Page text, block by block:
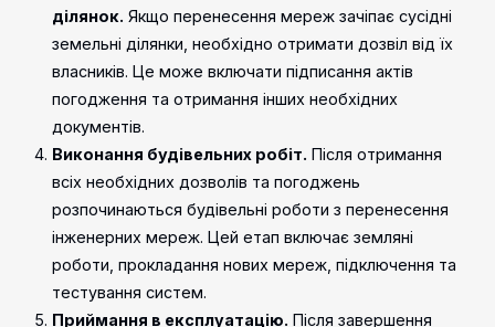
ділянок. Якщо перенесення мереж зачіпає сусідні
земельні ділянки, необхідно отримати дозвіл від їх
власників. Це може включати підписання актів
погодження та отримання інших необхідних
документів.
Виконання будівельних робіт. Після отримання
всіх необхідних дозволів та погоджень
розпочинаються будівельні роботи з перенесення
інженерних мереж. Цей етап включає земляні
роботи, прокладання нових мереж, підключення та
тестування систем.
Приймання в експлуатацію. Після завершення